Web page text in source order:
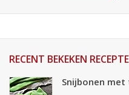
RECENT BEKEKEN
Snijbonen